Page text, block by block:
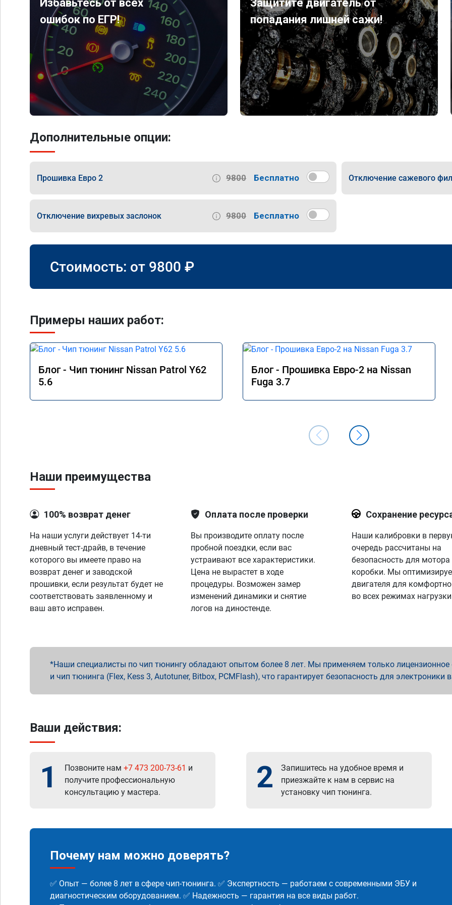
Избавьтесь от всех
ошибок по ЕГР!
Защитите двигатель от
попадания лишней сажи!
Дополнительные опции:
Прошивка Евро 2 9800 Бесплатно Отключение сажевого
Отключение вихревых заслонок 9800 Бесплатно
Стоимость: от 9800 ₽
Примеры наших работ:
Блог - Чип тюнинг Nissan Patrol Y62
5.6
Блог - Прошивка Евро-2 на Nissan
Fuga 3.7
Наши преимущества
100% возврат денег
На наши услуги действует 14-ти
дневный тест-драйв, в течение
которого вы имеете право на
возврат денег и заводской
прошивки, если результат будет не
соответствовать заявленному и
ваш авто исправен.
Оплата после проверки
Вы производите оплату после
пробной поездки, если вас
устраивают все характеристики.
Цена не вырастет в ходе
процедуры. Возможен замер
изменений динамики и снятие
логов на диностенде.
Сохранение
Наши калибровки в
очередь рассчитаны на
безопасность для мотора
коробки. Мы
двигателя для
во всех режимах
Наши специалисты по чип тюнингу обладают опытом более 8 лет. Мы применяем только лицензионное
и чип тюнинга (Flex, Kess 3, Autotuner, Bitbox, PCMFlash), что гарантирует безопасность для электроники
Ваши действия:
1 Позвоните нам +7 473 200-73-61 и
получите профессиональную
консультацию у мастера.
2
Запишитесь на удобное время и
приезжайте к нам в сервис на
установку чип тюнинга.
Почему нам можно доверять?
✅ Опыт — более 8 лет в сфере чип-тюнинга. ✅ Экспертность — работаем с современными ЭБУ и
диагностическим оборудованием. ✅ Надежность — гарантия на все виды работ.